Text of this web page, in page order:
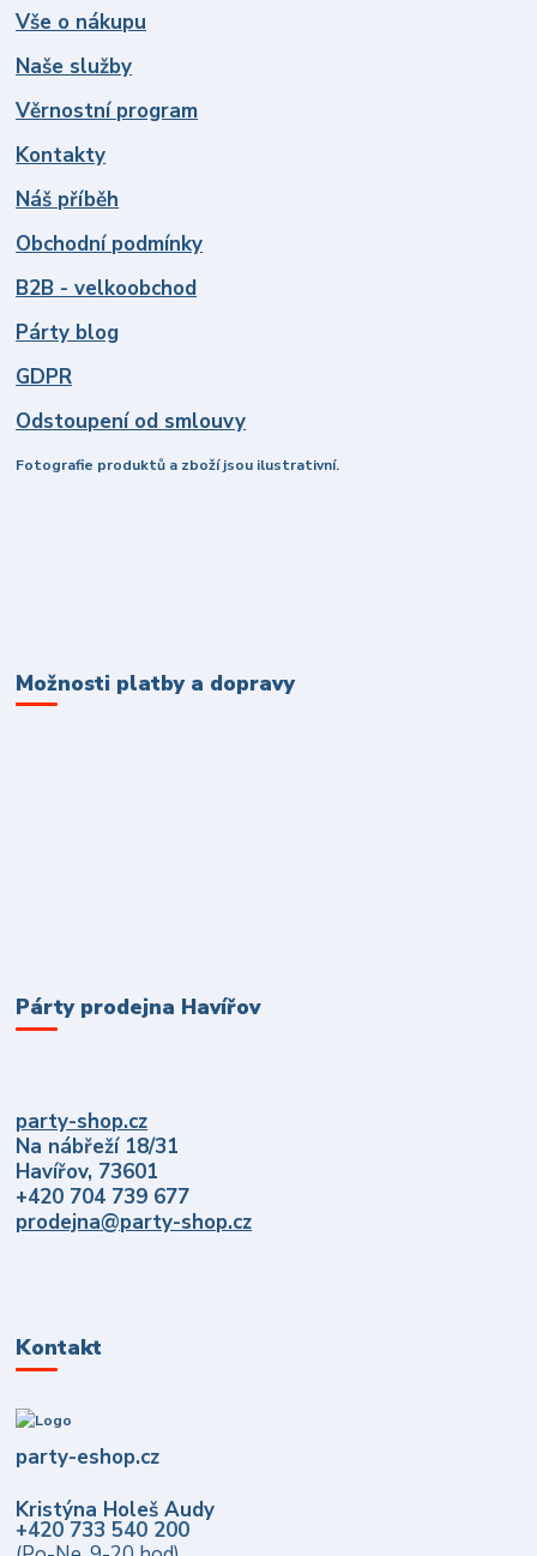
Vše o nákupu
Naše služby
Věrnostní program
Kontakty
Náš příběh
Obchodní podmínky
B2B - velkoobchod
Párty blog
GDPR
Odstoupení od smlouvy
Fotografie produktů a zboží jsou ilustrativní.
Možnosti platby a dopravy
Párty prodejna Havířov
party-shop.cz
Na nábřeží 18/31
Havířov, 73601
+420 704 739 677
prodejna@party-shop.cz
Kontakt
party-eshop.cz
Kristýna Holeš Audy
+420 733 540 200